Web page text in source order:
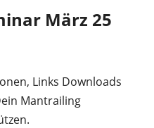
März 25
Links Downloads
Mantrailing